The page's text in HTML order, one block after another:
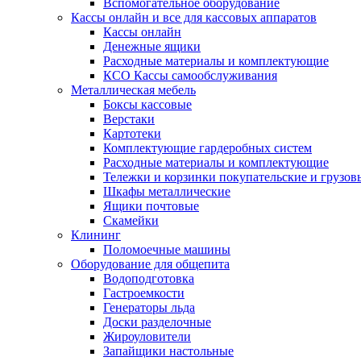
Вспомогательное оборудование
Кассы онлайн и все для кассовых аппаратов
Кассы онлайн
Денежные ящики
Расходные материалы и комплектующие
КСО Кассы самообслуживания
Металлическая мебель
Боксы кассовые
Верстаки
Картотеки
Комплектующие гардеробных систем
Расходные материалы и комплектующие
Тележки и корзинки покупательские и
Шкафы металлические
Ящики почтовые
Скамейки
Клининг
Поломоечные машины
Оборудование для общепита
Водоподготовка
Гастроемкости
Генераторы льда
Доски разделочные
Жироуловители
Запайщики настольные